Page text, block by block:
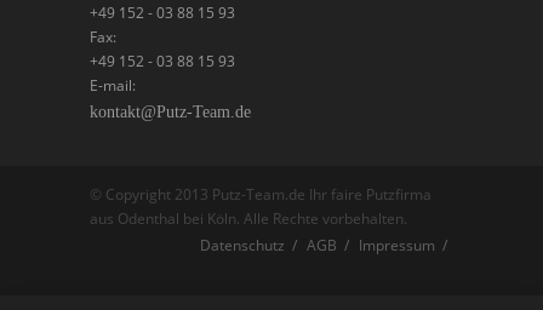
+49 152 - 03 88 15 93
Fax:
+49 152 - 03 88 15 93
E-mail:
kontakt@Putz-Team.de
© Copyright 2013 Putz-Team.de Ihr faire Putzfirma
aus Odenthal bei Köln. Alle Rechte vorbehalten.
Datenschutz
AGB Impressum